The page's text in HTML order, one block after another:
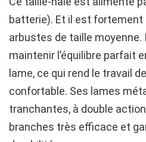
batterie). Et il est fortement
arbustes de taille moyenne.
maintenir l’équilibre parfait
lame, ce qui rend le travail
confortable. Ses lames
tranchantes, à double
branches très efficace et